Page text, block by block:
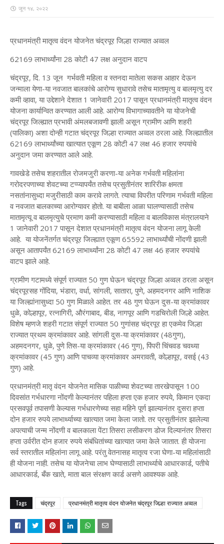
जून १४, २०२२
प्रधानमंत्री मातृत्व वंदन योजनेत चंद्रपूर जिल्हा राज्यात अव्वल
62169 लाभार्थ्यांना 28 कोटी 47 लक्ष अनुदान वाटप
चंद्रपूर, दि. 13 जून गर्भवती महिला व स्तनदा मातेला सकस आहार देऊन
जन्माला येणा-या नवजात बालकांचे आरोग्य सुधारावे तसेच मातामृत्यु व बालमृत्यु दर
कमी व्हावा, या उद्देशाने देशात 1 जानेवारी 2017 पासून प्रधानमंत्री मातृत्व वंदन
योजना कार्यान्वित करण्यात आली आहे. आरोग्य विभागाच्यावतीने या योजनेची
चंद्रपूर जिल्ह्यात प्रभावी अंमलबजावणी झाली असून ग्रामीण आणि शहरी
(पालिका) अशा दोन्ही गटात चंद्रपूर जिल्हा राज्यात अव्वल ठरला आहे. जिल्ह्यातील
62169 लाभार्थ्यांच्या खात्यात एकूण 28 कोटी 47 लक्ष 46 हजार रुपयांचे
अनुदान जमा करण्यात आले आहे.
गावखेडे तसेच शहरातील रोजमजुरी करणा-या अनेक गर्भवती महिलांना
गरोदरपणाच्या शेवटच्या टप्प्यापर्यंत तसेच प्रसुतीनंतर शारिरीक क्षमता
नसतांनासुध्दा मजुरीसाठी काम करावे लागते. त्याचा विपरीत परिणाम गर्भवती महिला
व नवजात बालकाच्या आरोग्यावर होतो. या बाबीला आळा घालण्यासाठी तसेच
मातामृत्यू व बालमृत्युचे प्रमाण कमी करण्यासाठी महिला व बालविकास मंत्रालयाने
1 जानेवारी 2017 पासून देशात प्रधानमंत्री मातृत्व वंदन योजना लागू केली
आहे. या योजनेंतर्गत चंद्रपूर जिल्ह्यात एकूण 65592 लाभार्थ्यांची नोंदणी झाली
असून आतापर्यंत 62169 लाभार्थ्यांना 28 कोटी 47 लक्ष 46 हजार रुपयांचे
वाटप झाले आहे.
ग्रामीण गटामध्ये संपूर्ण राज्यात 50 गुण घेऊन चंद्रपूर जिल्हा अव्वल ठरला असून
चंद्रपूरसह गोंदिया, भंडारा, वर्धा, सांगली, सातारा, पुणे, अहमदनगर आणि नाशिक
या जिल्ह्यांनासुध्दा 50 गुण मिळाले आहेत. तर 48 गुण घेऊन दुस-या क्रमांकावर
धुळे, कोल्हापूर, रत्नागिरी, औरंगाबाद, बीड, नागपूर आणि गडचिरोली जिल्हे आहेत.
विशेष म्हणजे शहरी गटात संपूर्ण राज्यात 50 गुणांसह चंद्रपूर हा एकमेव जिल्हा
राज्यात प्रथम क्रमांकावर आहे. सांगली दुस-या क्रमांकावर (48गुण),
अहमदनगर, धुळे, पुणे तिस-या क्रमांकावर (46 गुण), पिंपरी चिंचवड चवथ्या
क्रमांकावर (45 गुण) आणि पाचव्या क्रमांकावर अमरावती, कोल्हापूर, वसई (43
गुण) आहे.
प्रधानमंत्री मातृ वंदन योजनेत मासिक पाळीच्या शेवटच्या तारखेपासून 100
दिवसांत गर्भधारणा नोंदणी केल्यानंतर पहिला हप्ता एक हजार रुपये, किमान एकदा
प्रसवपूर्व तपासणी केल्यास गर्भधारणेच्या सहा महिने पूर्ण झाल्यानंतर दुसरा हप्ता
दोन हजार रुपये लाभार्थ्याच्या खात्यात जमा केला जातो. तर प्रसुतीनंतर झालेल्या
अपत्याची जन्म नोंदणी व बालकाला पेंटा तिसरा लसीकरण डोज दिल्यानंतर तिसरा
हप्ता उर्वरीत दोन हजार रुपये संबंधितांच्या खात्यात जमा केले जातात. ही योजना
सर्व स्तरातील महिलांना लागू आहे. परंतु वेतनासह मातृत्व रजा घेणा-या महिलांसाठी
ही योजना नाही. तसेच या योजनेचा लाभ घेण्यासाठी लाभार्थ्याचे आधारकार्ड, पतीचे
आधारकार्ड, बँक खाते, माता बाल संरक्षण कार्ड असणे आवश्यक आहे.
Tags चंद्रपूर प्रधानमंत्री मातृत्व वंदन योजनेत चंद्रपूर जिल्हा राज्यात अव्वल